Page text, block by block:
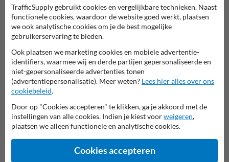
Materialen en kleuren voor binnenbelijning
Duurzame materialen voor binnenvloeren
Voor magazijnbelijning gebruiken we kwalitatieve wegenverf en/of
belasting. De standaardoplossing in deze categorie is acryl- of 2-
componenten wegenverf met hoge slijtvastheid. Bij projecten in
magazijnen en hallen wordt de belijning vaak aangebracht inclusief
eventuele beschermcoating, zodat deze langer mooi zichtbaar blijft.
Belangrijke voordelen:
Goede hechting op beton en (gecoate) industriële vloeren
Bestand tegen intensief verkeer, schoonmaakmachines en
chemische belasting (afhankelijk van productkeuze)
TrafficSupply gebruikt cookies en vergelijkbare technieken. Naast
functionele cookies, waardoor de website goed werkt, plaatsen
we ook analytische cookies om je de best mogelijke
gebruikerservaring te bieden.
Ook plaatsen we marketing cookies en mobiele advertentie-
identifiers, waarmee wij en derde partijen gepersonaliseerde en
niet-gepersonaliseerde advertenties tonen
(advertentiepersonalisatie). Meer weten? Lees hier alles over ons
cookiebeleid.
Door op "Cookies accepteren" te klikken, ga je akkoord met de
instellingen van alle cookies. Indien je kiest voorweigeren,
plaatsen we alleen functionele en analytische cookies.
Cookies accepteren